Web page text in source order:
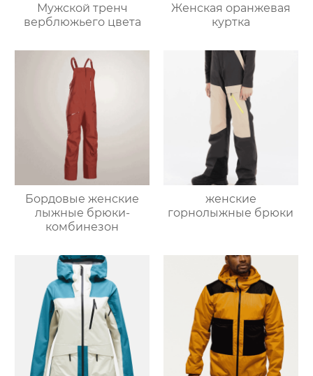
Мужской тренч
верблюжьего цвета
Женская оранжевая
куртка
Бордовые женские
лыжные брюки-
комбинезон
женские
горнолыжные брюки